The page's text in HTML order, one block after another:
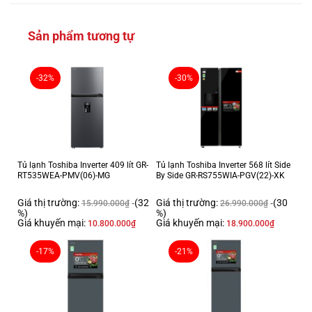
Chất liệu khay ngăn lạnh:
Chất liệu ống dẫn gas, dàn lạnh:
Ống dẫn gas bằng Sắt và Đồng – Lá tản nhiệt bằng Nhôm
Sản xuất tại:
Trung Quốc
Mức tiêu thụ điện năng
Công suất tiêu thụ công bố theo TCVN:
503 kWh/năm
Công nghệ tiết kiệm điện:
Origin Inverter
Công nghệ bảo quản và làm lạnh
Sản phẩm tương tự
-32%
Tủ lạnh Toshiba Inverter 409 lít GR-
RT535WEA-PMV(06)-MG
Giá thị trường: 15.990.000₫ (32
%)
Giá khuyến mại: 10.800.000₫
-30%
Tủ lạnh Toshiba Inverter 568 lít Side
By Side GR-RS755WIA-PGV(22)-XK
Giá thị trường: 26.990.000₫ (30
%)
Giá khuyến mại: 18.900.000₫
-17% -21%